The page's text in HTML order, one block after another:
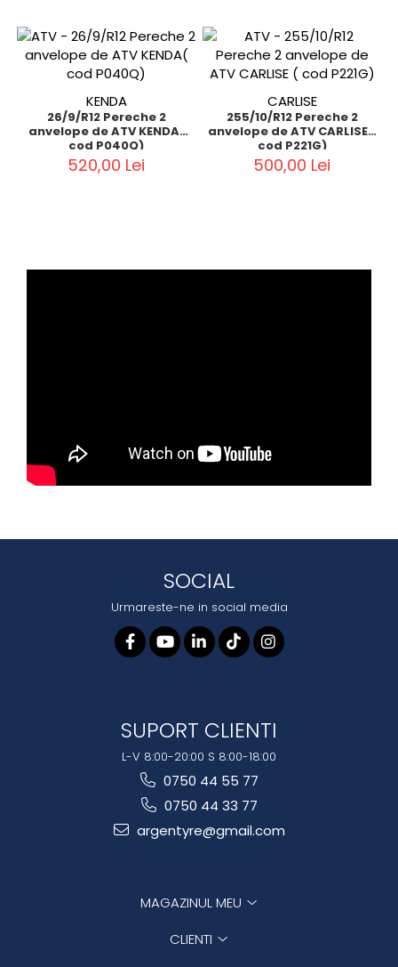
KENDA
26/9/R12 Pereche 2
anvelope de ATV KENDA(
cod P040Q)
520,00 Lei
CARLISE
255/10/R12 Pereche 2
anvelope de ATV CARLISE (
cod P221G)
500,00 Lei
SOCIAL
Urmareste-ne in social media
SUPORT CLIENTI
L-V 8:00-20:00 S 8:00-18:00
0750 44 55 77
0750 44 33 77
argentyre@gmail.com
MAGAZINUL MEU
CLIENTI